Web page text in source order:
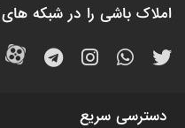
املاک باشی را در شبکه های
دسترسی سریع